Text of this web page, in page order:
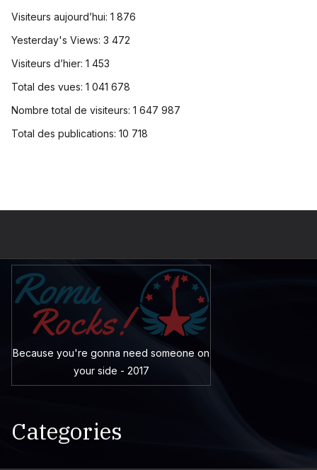
Visiteurs aujourd’hui: 1 876
Yesterday's Views: 3 472
Visiteurs d’hier: 1 453
Total des vues: 1 041 678
Nombre total de visiteurs: 1 647 987
Total des publications: 10 718
Because you're gonna need someone on
your side - 2017
Categories